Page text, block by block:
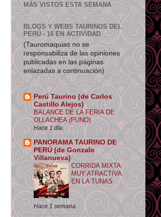
MÁS VISTOS ESTA SEMANA
BLOGS Y WEBS TAURINOS DEL
PERÚ - 16 EN ACTIVIDAD
(Tauromaquias no se
responsabiliza de las opiniones
publicadas en las páginas
enlazadas a continuación)
Perú Taurino (de Carlos
Castillo Alejos)
BALANCE DE LA FERIA DE
OLLACHEA (PUNO)
Hace 1 día.
PANORAMA TAURINO DE
PERÚ (de Gonzalo
Villanueva)
CORRIDA MIXTA
MUY ATRACTIVA
EN LA TUNAS
Hace 1 semana.